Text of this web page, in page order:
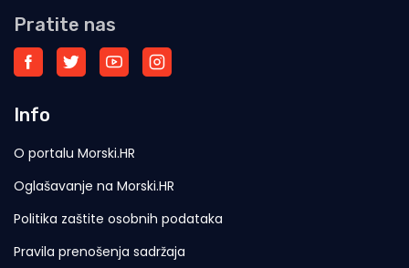
Pratite nas
Info
O portalu Morski.HR
Oglašavanje na Morski.HR
Politika zaštite osobnih podataka
Pravila prenošenja sadržaja